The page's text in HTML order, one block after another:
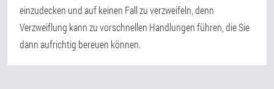
einzudecken und auf keinen Fall zu verzweifeln, denn
Verzweiflung kann zu vorschnellen Handlungen führen, die Sie
dann aufrichtig bereuen können.